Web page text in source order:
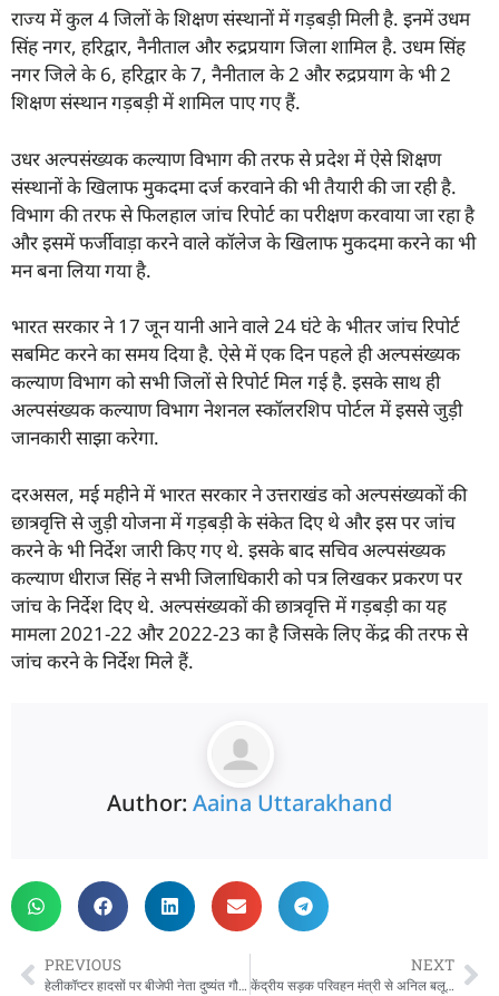
राज्य में कुल 4 जिलों के शिक्षण संस्थानों में गड़बड़ी मिली है. इनमें उधम
सिंह नगर, हरिद्वार, नैनीताल और रुद्रप्रयाग जिला शामिल है. उधम सिंह
नगर जिले के 6, हरिद्वार के 7, नैनीताल के 2 और रुद्रप्रयाग के भी 2
शिक्षण संस्थान गड़बड़ी में शामिल पाए गए हैं.
उधर अल्पसंख्यक कल्याण विभाग की तरफ से प्रदेश में ऐसे शिक्षण
संस्थानों के खिलाफ मुकदमा दर्ज करवाने की भी तैयारी की जा रही है.
विभाग की तरफ से फिलहाल जांच रिपोर्ट का परीक्षण करवाया जा रहा है
और इसमें फर्जीवाड़ा करने वाले कॉलेज के खिलाफ मुकदमा करने का भी
मन बना लिया गया है.
भारत सरकार ने 17 जून यानी आने वाले 24 घंटे के भीतर जांच रिपोर्ट
सबमिट करने का समय दिया है. ऐसे में एक दिन पहले ही अल्पसंख्यक
कल्याण विभाग को सभी जिलों से रिपोर्ट मिल गई है. इसके साथ ही
अल्पसंख्यक कल्याण विभाग नेशनल स्कॉलरशिप पोर्टल में इससे जुड़ी
जानकारी साझा करेगा.
दरअसल, मई महीने में भारत सरकार ने उत्तराखंड को अल्पसंख्यकों की
छात्रवृत्ति से जुड़ी योजना में गड़बड़ी के संकेत दिए थे और इस पर जांच
करने के भी निर्देश जारी किए गए थे. इसके बाद सचिव अल्पसंख्यक
कल्याण धीराज सिंह ने सभी जिलाधिकारी को पत्र लिखकर प्रकरण पर
जांच के निर्देश दिए थे. अल्पसंख्यकों की छात्रवृत्ति में गड़बड़ी का यह
मामला 2021-22 और 2022-23 का है जिसके लिए केंद्र की तरफ से
जांच करने के निर्देश मिले हैं.
Author: Aaina Uttarakhand
PREVIOUS
हेलीकॉप्टर हादसों पर बीजेपी नेता दुष्यंत गौतम के बिगड़े बोल, पत्रकारों से कहा – आप कुछ अच्छे हेलीकॉप्टर बनाएं, जिसमें लोग ना मरें, आप तो महान व्यक्ति हैं.
NEXT
केंद्रीय सड़क परिवहन मंत्री से अनिल बलूनी ने की मुलाकात, गढ़वाल लोकसभा क्षेत्र की सड़क समस्याओं को लेकर जल्द आयोजित होगी उच्च स्तरीय बैठक